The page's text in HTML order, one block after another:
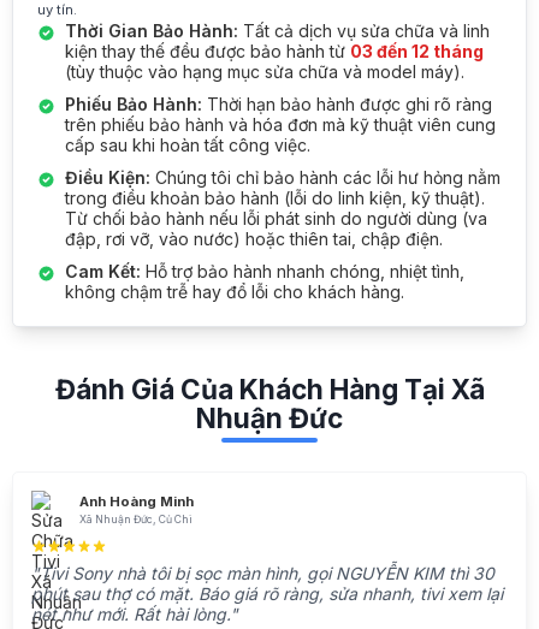
uy tín.
Thời Gian Bảo Hành: Tất cả dịch vụ sửa chữa và linh
kiện thay thế đều được bảo hành từ 03 đến 12 tháng
(tùy thuộc vào hạng mục sửa chữa và model máy).
Phiếu Bảo Hành: Thời hạn bảo hành được ghi rõ ràng
trên phiếu bảo hành và hóa đơn mà kỹ thuật viên cung
cấp sau khi hoàn tất công việc.
Điều Kiện: Chúng tôi chỉ bảo hành các lỗi hư hỏng nằm
trong điều khoản bảo hành (lỗi do linh kiện, kỹ thuật).
Từ chối bảo hành nếu lỗi phát sinh do người dùng (va
đập, rơi vỡ, vào nước) hoặc thiên tai, chập điện.
Cam Kết: Hỗ trợ bảo hành nhanh chóng, nhiệt tình,
không chậm trễ hay đổ lỗi cho khách hàng.
Đánh Giá Của Khách Hàng Tại Xã
Nhuận Đức
Anh Hoàng Minh
Xã Nhuận Đức, Củ Chi
"Tivi Sony nhà tôi bị sọc màn hình, gọi NGUYỄN KIM thì 30
phút sau thợ có mặt. Báo giá rõ ràng, sửa nhanh, tivi xem lại
nét như mới. Rất hài lòng."